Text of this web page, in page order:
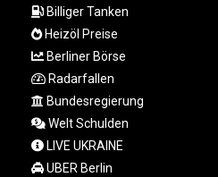
LAK
26025.676609
LKR 386.635196
LRD 208.057415
LSL 18.726567
LTL 3.413768
LVL 0.699335
Billiger Tanken
Heizöl Preise
Berliner Börse
Radarfallen
Bundesregierung
Welt Schulden
LIVE UKRAINE
UBER Berlin